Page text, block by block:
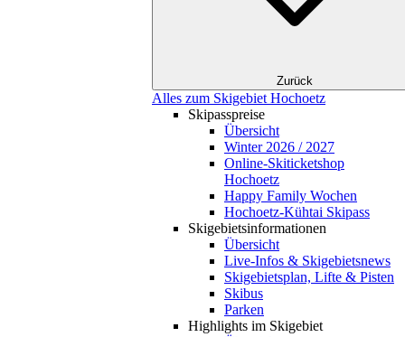
Zurück
Alles zum Skigebiet Hochoetz
Skipasspreise
Übersicht
Winter 2026 / 2027
Online-Skiticketshop
Hochoetz
Happy Family Wochen
Hochoetz-Kühtai Skipass
Skigebietsinformationen
Übersicht
Live-Infos & Skigebietsnews
Skigebietsplan, Lifte & Pisten
Skibus
Parken
Highlights im Skigebiet